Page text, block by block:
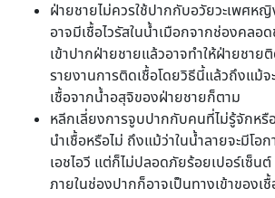
ฝ่ายชายไม่ควรใช้ปากกับอวัยวะเพศหญิ
อาจมีเชื้อไวรัสในน้ำเมือกจากช่องคล
เข้าปากฝ่ายชายแล้วอาจทำให้ฝ่ายชาย
รายงานการติดเชื้อโดยวิธีนี้แล้วถึงแม้จ
เชื้อจากน้ำอสุจิของฝ่ายชายก็ตาม
หลีกเลี่ยงการจูบปากกับคนที่ไม่รู้จักหรื
นำเชื้อหรือไม่ ถึงแม้ว่าในน้ำลายจะมีโอ
เอชไอวี แต่ก็ไม่ปลอดภัยร้อยเปอร์เซ็น
ภายในช่องปากก็อาจเป็นทางเข้าของเชื้